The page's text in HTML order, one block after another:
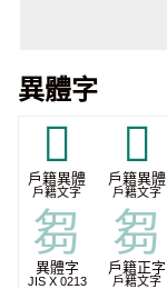
異體字
𥭛
戶籍異體
戶籍文字
𦷝
戶籍異體
戶籍文字
芻
異體字
JIS X 0213
芻
戶籍正字
戶籍文字